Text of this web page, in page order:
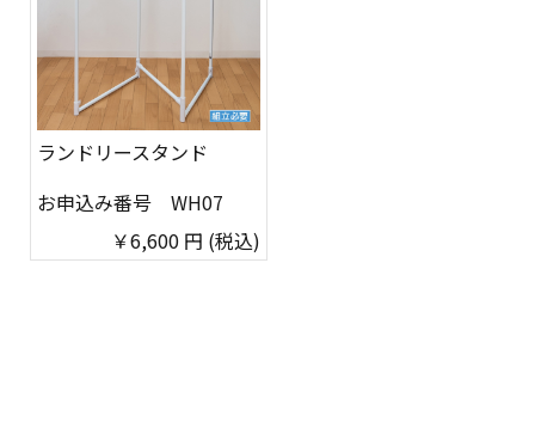
ランドリースタンド
お申込み番号 WH07
￥6,600 円 (税込)